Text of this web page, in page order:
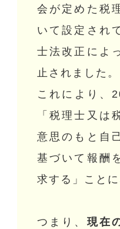
会が定めた税
いて設定され
士法改正によ
止されました。
これにより、
「税理士又は
意思のもと自
基づいて報酬
求する」こと
つまり、 現在